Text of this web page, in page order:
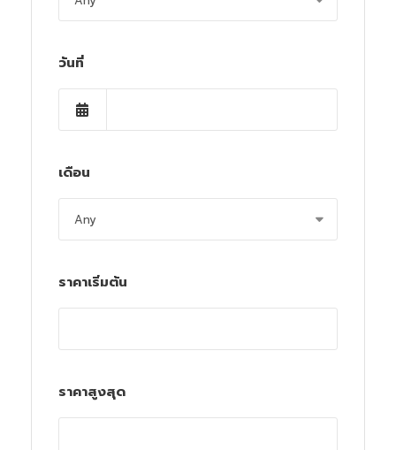
วันที่
เดือน
ราคาเริ่มต้น
ราคาสูงสุด